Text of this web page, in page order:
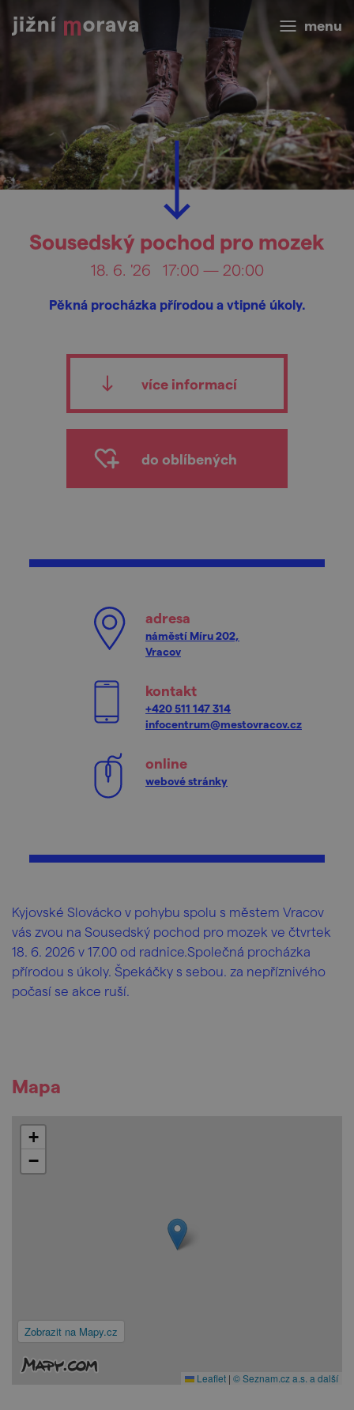
menu
Sousedský pochod pro mozek
18. 6. '26 17:00 — 20:00
Pěkná procházka přírodou a vtipné úkoly.
více informací
do oblíbených
adresa
náměstí Míru 202,
Vracov
kontakt
+420 511 147 314
infocentrum@mestovracov.cz
online
webové stránky
Kyjovské Slovácko v pohybu spolu s městem Vracov
vás zvou na Sousedský pochod pro mozek ve čtvrtek
18. 6. 2026 v 17.00 od radnice.Společná procházka
přírodou s úkoly. Špekáčky s sebou. za nepříznivého
počasí se akce ruší.
Mapa
Zobrazit na Mapy.cz
+
−
Leaflet | © Seznam.cz a.s. a další